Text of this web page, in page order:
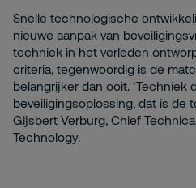
Snelle technologische
nieuwe aanpak van
techniek in het verleden
criteria, tegenwoordig is de
belangrijker dan ooit. ‘Techniek
beveiligingsoplossing, dat is de
Gijsbert Verburg, Chief
Technology.